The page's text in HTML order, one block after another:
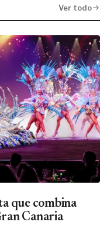
Ver todo
que combina
Canaria